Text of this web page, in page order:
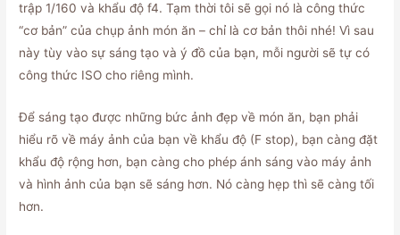
trập 1/160 và khẩu độ f4. Tạm thời tôi sẽ gọi nó là công thức
“cơ bản” của chụp ảnh món ăn – chỉ là cơ bản thôi nhé! Vì sau
này tùy vào sự sáng tạo và ý đồ của bạn, mỗi người sẽ tự có
công thức ISO cho riêng mình.
Để sáng tạo được những bức ảnh đẹp về món ăn, bạn phải
hiểu rõ về máy ảnh của bạn về khẩu độ (F stop), bạn càng đặt
khẩu độ rộng hơn, bạn càng cho phép ánh sáng vào máy ảnh
và hình ảnh của bạn sẽ sáng hơn. Nó càng hẹp thì sẽ càng tối
hơn.